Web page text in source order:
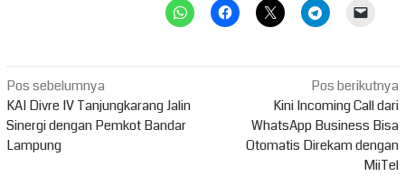
Navigasi
pos
Pos sebelumnya
KAI Divre IV Tanjungkarang Jalin
Sinergi dengan Pemkot Bandar
Lampung
Pos berikutnya
Kini Incoming Call dari
WhatsApp Business Bisa
Otomatis Direkam dengan
MiiTel